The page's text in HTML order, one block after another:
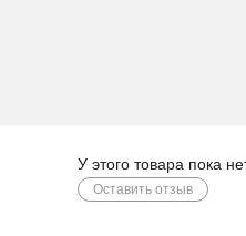
У этого товара пока
Оставить отзыв